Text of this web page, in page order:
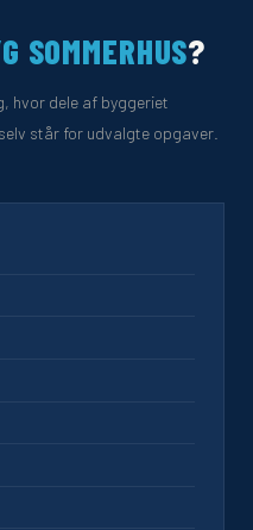
SOMMERHUS?
hvor dele af byggeriet
står for udvalgte opgaver.